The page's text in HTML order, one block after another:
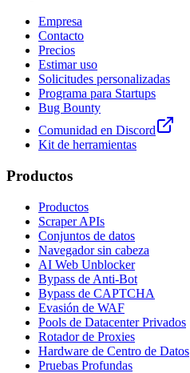
Empresa
Contacto
Precios
Estimar uso
Solicitudes personalizadas
Programa para Startups
Bug Bounty
Comunidad en Discord
Kit de herramientas
Productos
Productos
Scraper APIs
Conjuntos de datos
Navegador sin cabeza
AI Web Unblocker
Bypass de Anti-Bot
Bypass de CAPTCHA
Evasión de WAF
Pools de Datacenter Privados
Rotador de Proxies
Hardware de Centro de Datos
Pruebas Profundas